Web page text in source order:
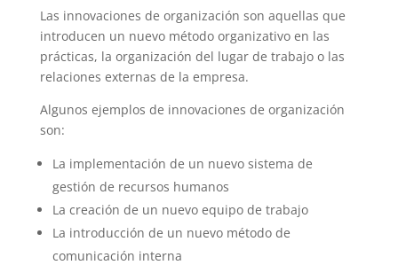
Las innovaciones de organización son aquellas que
introducen un nuevo método organizativo en las
prácticas, la organización del lugar de trabajo o las
relaciones externas de la empresa.
Algunos ejemplos de innovaciones de organización
son:
La implementación de un nuevo sistema de
gestión de recursos humanos
La creación de un nuevo equipo de trabajo
La introducción de un nuevo método de
comunicación interna